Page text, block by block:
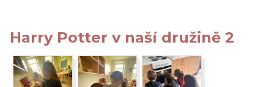
Harry Potter v naší družině 2